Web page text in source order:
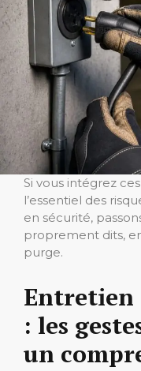
Si vous intégrez
l’essentiel des
en sécurité,
proprement dits,
purge.
Entretien
: les
un